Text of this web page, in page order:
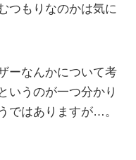
つもりなのかは気に
ーなんかについて考
いうのが一つ分かり
ではありますが…。